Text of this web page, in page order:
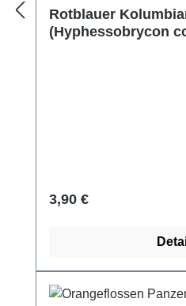
Rotblauer
(Hyphessobrycon
Regulärer Preis:
3,90 €